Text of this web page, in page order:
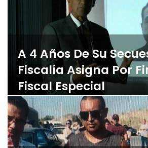
A 4 Años De Su
Fiscalía Asigna Por
Fiscal Especial